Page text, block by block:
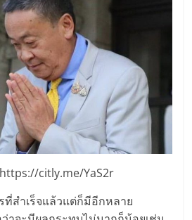
citly.me/YaS2r
สำเร็จแล้วแต่ก็มีอีกหลาย